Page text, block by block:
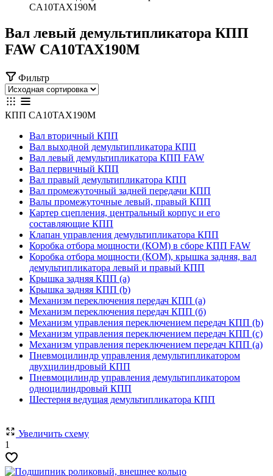
CA10TAX190M
Вал левый демультипликатора КПП
FAW CA10TAX190M
Фильтр
КПП CA10TAX190M
Вал вторичный КПП
Вал выходной демультипликатора КПП
Вал левый демультипликатора КПП FAW
Вал первичный КПП
Вал правый демультипликатора КПП
Вал промежуточный задней передачи КПП
Валы промежуточные левый, правый КПП
Картер сцепления, центральный корпус и его
составляющие КПП
Клапан управления демультипликатора КПП
Коробка отбора мощности (КОМ) в сборе КПП FAW
Коробка отбора мощности (КОМ), крышка задняя, вал
демультипликатора левый и правый КПП
Крышка задняя КПП (a)
Крышка задняя КПП (b)
Механизм переключения передач КПП (а)
Механизм переключения передач КПП (б)
Механизм управления переключением передач КПП (b)
Механизм управления переключением передач КПП (c)
Механизм управления переключением передач КПП (а)
Пневмоцилиндр управления демультипликатором
двухцилиндровый КПП
Пневмоцилиндр управления демультипликатором
одноцилиндровый КПП
Шестерня ведущая демультипликатора КПП
Увеличить схему
1